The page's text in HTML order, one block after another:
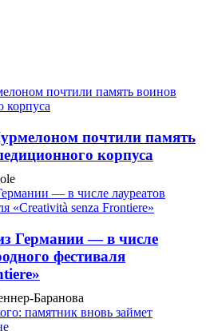
почтили память
корпуса
Германии — в числе
фестиваля
Баранова